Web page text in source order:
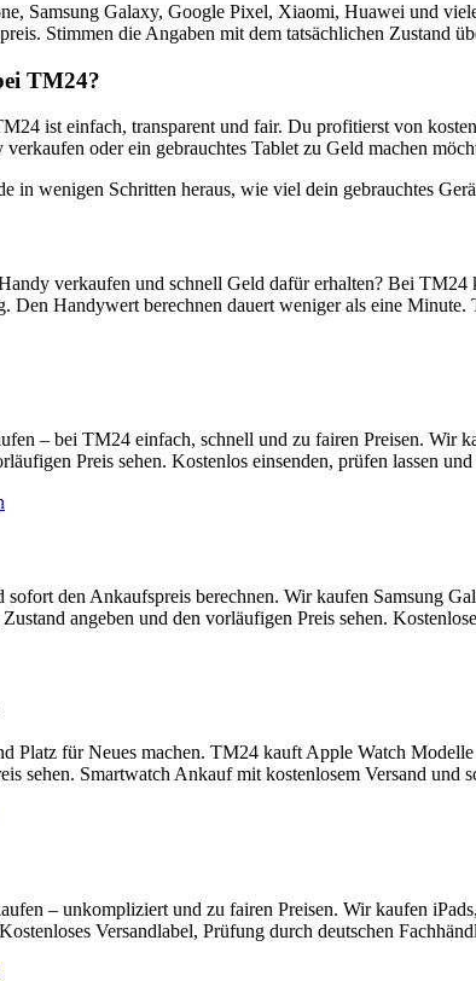
Samsung Galaxy, Google Pixel, Xiaomi, Huawei und
Stimmen die Angaben mit dem tatsächlichen Zustand
TM24?
ist einfach, transparent und fair. Du profitierst von
oder ein gebrauchtes Tablet zu Geld machen
in wenigen Schritten heraus, wie viel dein gebrauchtes
verkaufen und schnell Geld dafür erhalten? Bei
Den Handywert berechnen dauert weniger als eine
– bei TM24 einfach, schnell und zu fairen Preisen.
Preis sehen. Kostenlos einsenden, prüfen lassen
sofort den Ankaufspreis berechnen. Wir kaufen Samsung
angeben und den vorläufigen Preis sehen.
Platz für Neues machen. TM24 kauft Apple Watch
sehen. Smartwatch Ankauf mit kostenlosem Versand und
– unkompliziert und zu fairen Preisen. Wir kaufen
Versandlabel, Prüfung durch deutschen